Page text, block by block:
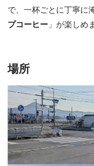
で、一杯ごとに丁寧に
プコーヒー 」が楽しめ
場所